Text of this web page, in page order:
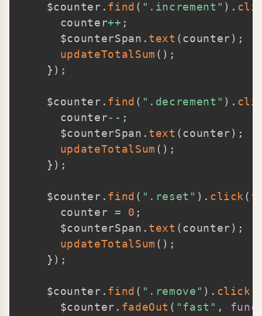
    $counter
. find ( ".increment" ) .
      counter
++ ;
      $counterSpan
. text (counter) ;
updateTotalSum ( ) ;
} ) ;
    $counter
. find ( ".decrement" ) .
      counter
-- ;
      $counterSpan
. text (counter) ;
updateTotalSum ( ) ;
} ) ;
    $counter
. find ( ".reset" ) . click(
      counter
= 0 ;
      $counterSpan
. text (counter) ;
updateTotalSum ( ) ;
} ) ;
    $counter
. find ( ".remove" ) . click
      $counter
. fadeOut ( "fast" ,